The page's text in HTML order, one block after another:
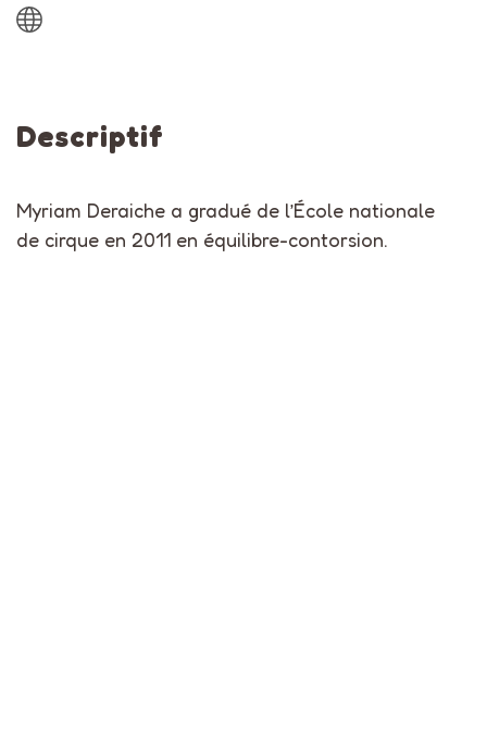
Descriptif
Myriam Deraiche a gradué de l’École nationale
de cirque en 2011 en équilibre-contorsion.